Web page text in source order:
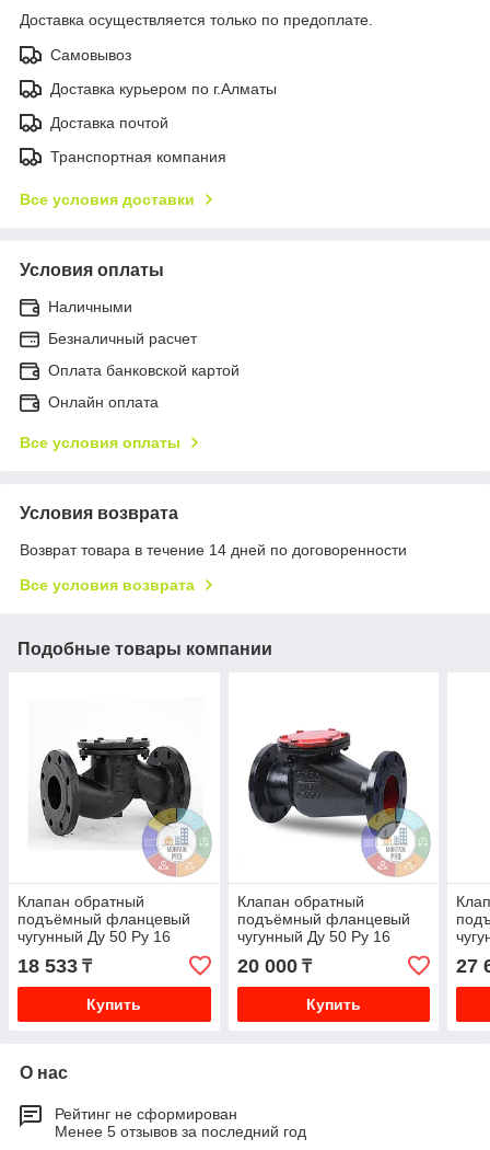
Доставка осуществляется только по предоплате.
Самовывоз
Доставка курьером по г.Алматы
Доставка почтой
Транспортная компания
Все условия доставки
Условия оплаты
Наличными
Безналичный расчет
Оплата банковской картой
Онлайн оплата
Все условия оплаты
Условия возврата
Возврат товара в течение 14 дней по договоренности
Все условия возврата
Подобные товары компании
Клапан обратный
подъёмный фланцевый
чугунный Ду 50 Ру 16
18 533 ₸
Купить
Клапан обратный
подъёмный фланцевый
чугунный Ду 50 Ру 16
20 000₸
Купить
27
О нас
Рейтинг не сформирован
Менее 5 отзывов за последний год